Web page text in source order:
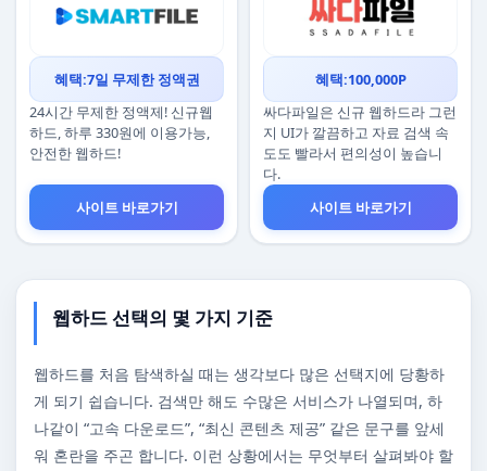
혜택:7일 무제한 정액권
24시간 무제한 정액제! 신규웹
하드, 하루 330원에 이용가능,
안전한 웹하드!
사이트 바로가기
혜택:100,000P
싸다파일은 신규 웹하드라 그런
지 UI가 깔끔하고 자료 검색 속
도도 빨라서 편의성이 높습니
다.
사이트 바로가기
웹하드 선택의 몇 가지 기준
웹하드를 처음 탐색하실 때는 생각보다 많은 선택지에 당황하
게 되기 쉽습니다. 검색만 해도 수많은 서비스가 나열되며, 하
나같이 “고속 다운로드”, “최신 콘텐츠 제공” 같은 문구를 앞세
워 혼란을 주곤 합니다. 이런 상황에서는 무엇부터 살펴봐야 할